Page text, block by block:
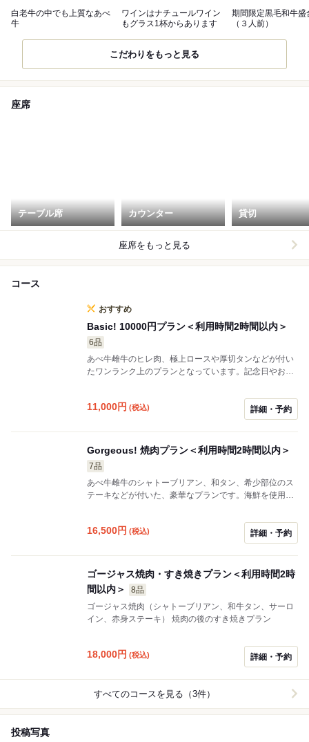
白老牛の中でも上質なあべ
牛
ワインはナチュールワイン
もグラス1杯からあります
期間限定黒毛和牛盛
（３人前）
こだわりをもっと見る
座席
テーブル席 カウンター 貸切
座席をもっと見る
コース
おすすめ
Basic! 10000円プラン＜利用時間2時間以内＞
6品
あべ牛雌牛のヒレ肉、極上ロースや厚切タンなどが付い
たワンランク上のプランとなっています。記念日やお誕
今まで以上に上質な赤身、ワインに合う前菜や季節のサ
ラダをベースとしたシンプルなプランとなっておりま
で、ご相談ください。 ※別途ホルモン皿、ライス等は単
品メニューからご注文いただけます。 ※仕入れ状況によ
り内容は変わることがあります。ご了承ください。
11,000円 (税込) 詳細・予約
Gorgeous! 焼肉プラン＜利用時間2時間以内＞
7品
あべ牛雌牛のシャトーブリアン、和タン、希少部位のス
テーキなどが付いた、豪華なプランです。海鮮を使用し
ていますので、ご相談ください。 ※別途ホルモン皿、ラ
イス等は単品メニューからご注文いただけます。 ※仕入
れ状況により内容は変わることがあります。ご了承くだ
さい。
16,500円 (税込) 詳細・予約
ゴージャス焼肉・すき焼きプラン＜利用時間2時
間以内＞
8品
ゴージャス焼肉（シャトーブリアン、和牛タン、サーロ
イン、赤身ステーキ） 焼肉の後のすき焼きプラン
18,000円 (税込) 詳細・予約
すべてのコースを見る（3件）
投稿写真